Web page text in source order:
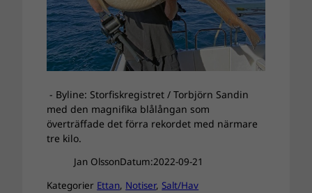
- Byline: Storfiskregistret / Torbjörn Sandin
med den magnifika blålångan som
överträffade det förra rekordet med närmare
tre kilo.
Jan OlssonDatum:2022-09-21
Kategorier Ettan, Notiser, Salt/Hav